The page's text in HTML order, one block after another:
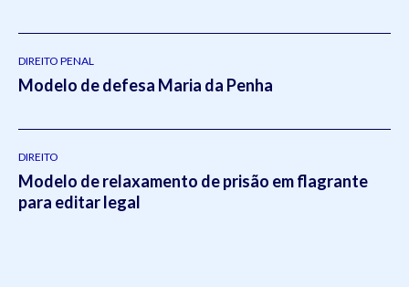
DIREITO PENAL
Modelo de defesa Maria da Penha
DIREITO
Modelo de relaxamento de prisão em flagrante
para editar legal